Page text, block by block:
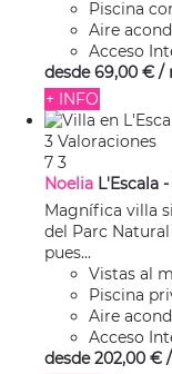
Piscina
Aire
Acceso
desde 69,00 € /
+ INFO
3 Valoraciones
7 3
Noelia L'Escala -
Magnífica villa
del Parc
pues...
Vistas al
Piscina
Aire
Acceso
desde 202,00 €